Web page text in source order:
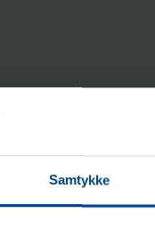
Samtykke